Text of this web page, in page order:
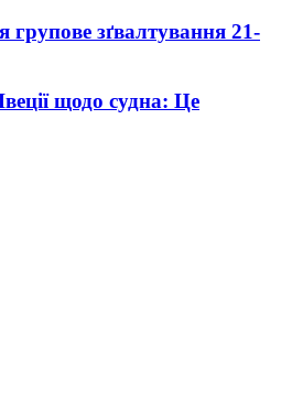
групове зґвалтування 21-
щодо судна: Це